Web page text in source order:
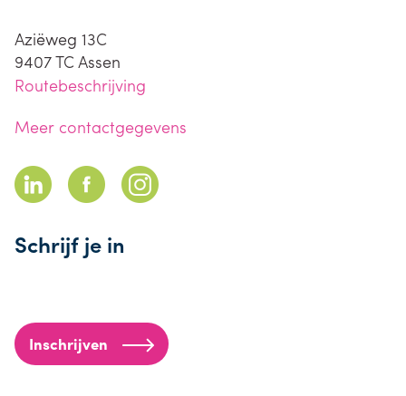
Aziëweg 13C
9407 TC Assen
Routebeschrijving
Meer contactgegevens
Schrijf je in
Inschrijven